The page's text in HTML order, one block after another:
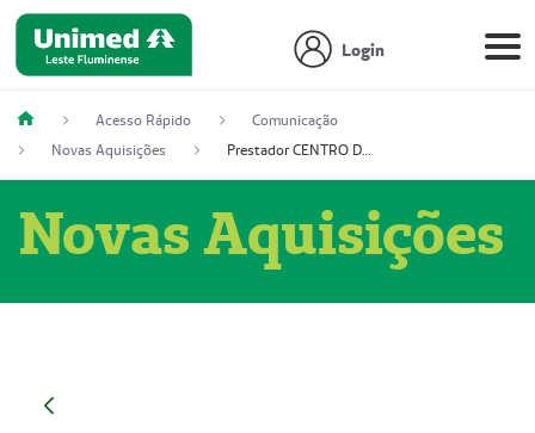
Login
Acesso Rápido
Comunicação
Novas Aquisições
Prestador CENTRO DE ONCOLOGIA
Novas Aquisições